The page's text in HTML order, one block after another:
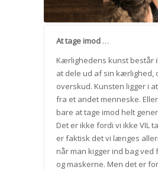
At tage imod…
Kærlighedens kunst består
at dele ud af sin kærlighed,
overskud. Kunsten ligger i
fra et andet menneske.
bare at tage imod helt
Det er ikke fordi vi ikke VIL
er faktisk det vi længes
når man kigger ind bag
og maskerne. Men det er